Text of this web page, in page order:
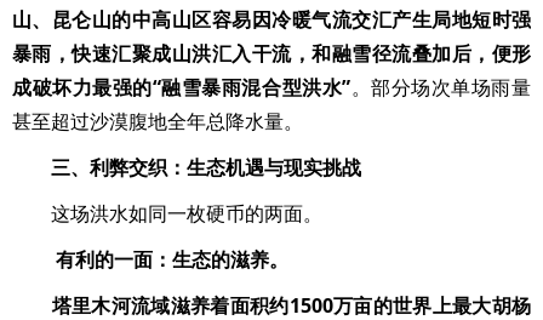
山、昆仑山的中高山区容易因冷暖气流交汇产生局地短时强
暴雨，快速汇聚成山洪汇入干流，和融雪径流叠加后，便形
成破坏力最强的“融雪暴雨混合型洪水”。部分场次单场雨量
甚至超过沙漠腹地全年总降水量。
三、利弊交织：生态机遇与现实挑战
这场洪水如同一枚硬币的两面。
有利的一面：生态的滋养。
塔里木河流域滋养着面积约1500万亩的世界上最大胡杨